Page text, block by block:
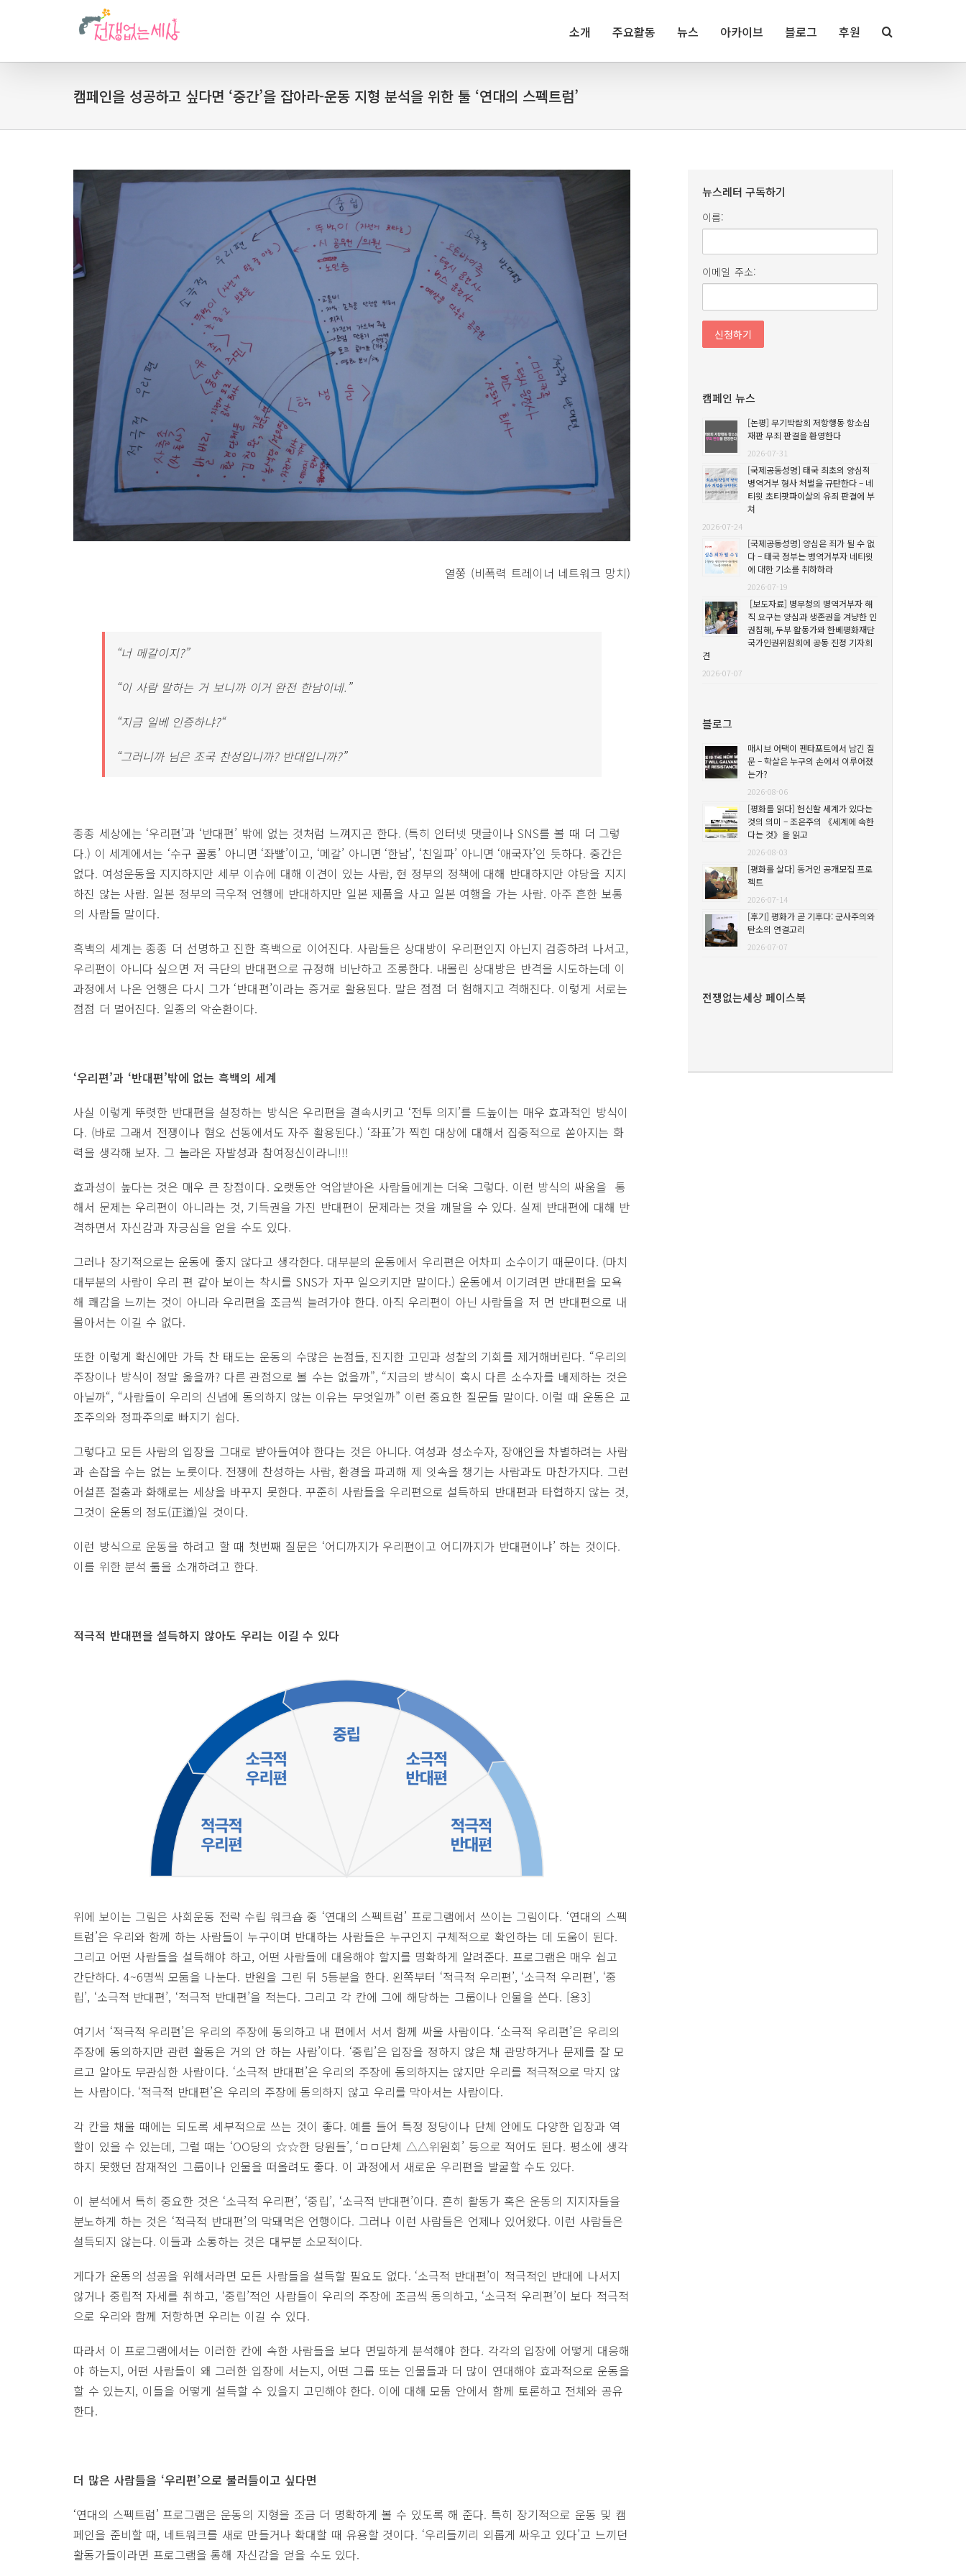
소개 주요활동 뉴스 아카이브 블로그 후원
캠페인을 성공하고 싶다면 ‘중간’을 잡아라-운동 지형 분석을 위한 툴 ‘연대의 스펙트럼’
열쭝 (비폭력 트레이너 네트워크 망치)
“너 메갈이지?”
“이 사람 말하는 거 보니까 이거 완전 한남이네.”
“지금 일베 인증하냐?“
“그러니까 님은 조국 찬성입니까? 반대입니까?”
종종 세상에는 ‘우리편’과 ‘반대편’ 밖에 없는 것처럼 느껴지곤 한다. (특히 인터넷 댓글이나 SNS를 볼 때 더 그렇
다.) 이 세계에서는 ‘수구 꼴통’ 아니면 ‘좌빨’이고, ‘메갈’ 아니면 ‘한남’, ‘친일파’ 아니면 ‘애국자’인 듯하다. 중간은
없다. 여성운동을 지지하지만 세부 이슈에 대해 이견이 있는 사람, 현 정부의 정책에 대해 반대하지만 야당을 지지
하진 않는 사람. 일본 정부의 극우적 언행에 반대하지만 일본 제품을 사고 일본 여행을 가는 사람. 아주 흔한 보통
의 사람들 말이다.
흑백의 세계는 종종 더 선명하고 진한 흑백으로 이어진다. 사람들은 상대방이 우리편인지 아닌지 검증하려 나서고,
우리편이 아니다 싶으면 저 극단의 반대편으로 규정해 비난하고 조롱한다. 내몰린 상대방은 반격을 시도하는데 이
과정에서 나온 언행은 다시 그가 ‘반대편’이라는 증거로 활용된다. 말은 점점 더 험해지고 격해진다. 이렇게 서로는
점점 더 멀어진다. 일종의 악순환이다.
‘우리편’과 ‘반대편’밖에 없는 흑백의 세계
사실 이렇게 뚜렷한 반대편을 설정하는 방식은 우리편을 결속시키고 ‘전투 의지’를 드높이는 매우 효과적인 방식이
다. (바로 그래서 전쟁이나 혐오 선동에서도 자주 활용된다.) ‘좌표’가 찍힌 대상에 대해서 집중적으로 쏟아지는 화
력을 생각해 보자. 그 놀라온 자발성과 참여정신이라니!!!
효과성이 높다는 것은 매우 큰 장점이다. 오랫동안 억압받아온 사람들에게는 더욱 그렇다. 이런 방식의 싸움을 통
해서 문제는 우리편이 아니라는 것, 기득권을 가진 반대편이 문제라는 것을 깨달을 수 있다. 실제 반대편에 대해 반
격하면서 자신감과 자긍심을 얻을 수도 있다.
그러나 장기적으로는 운동에 좋지 않다고 생각한다. 대부분의 운동에서 우리편은 어차피 소수이기 때문이다. (마치
대부분의 사람이 우리 편 같아 보이는 착시를 SNS가 자꾸 일으키지만 말이다.) 운동에서 이기려면 반대편을 모욕
해 쾌감을 느끼는 것이 아니라 우리편을 조금씩 늘려가야 한다. 아직 우리편이 아닌 사람들을 저 먼 반대편으로 내
몰아서는 이길 수 없다.
또한 이렇게 확신에만 가득 찬 태도는 운동의 수많은 논점들, 진지한 고민과 성찰의 기회를 제거해버린다. “우리의
주장이나 방식이 정말 옳을까? 다른 관점으로 볼 수는 없을까”, “지금의 방식이 혹시 다른 소수자를 배제하는 것은
아닐까“, “사람들이 우리의 신념에 동의하지 않는 이유는 무엇일까” 이런 중요한 질문들 말이다. 이럴 때 운동은 교
조주의와 정파주의로 빠지기 쉽다.
그렇다고 모든 사람의 입장을 그대로 받아들여야 한다는 것은 아니다. 여성과 성소수자, 장애인을 차별하려는 사람
과 손잡을 수는 없는 노릇이다. 전쟁에 찬성하는 사람, 환경을 파괴해 제 잇속을 챙기는 사람과도 마찬가지다. 그런
어설픈 절충과 화해로는 세상을 바꾸지 못한다. 꾸준히 사람들을 우리편으로 설득하되 반대편과 타협하지 않는 것,
그것이 운동의 정도(正道)일 것이다.
이런 방식으로 운동을 하려고 할 때 첫번째 질문은 ‘어디까지가 우리편이고 어디까지가 반대편이냐’ 하는 것이다.
이를 위한 분석 툴을 소개하려고 한다.
적극적 반대편을 설득하지 않아도 우리는 이길 수 있다
위에 보이는 그림은 사회운동 전략 수립 워크숍 중 ‘연대의 스펙트럼’ 프로그램에서 쓰이는 그림이다. ‘연대의 스펙
트럼’은 우리와 함께 하는 사람들이 누구이며 반대하는 사람들은 누구인지 구체적으로 확인하는 데 도움이 된다.
그리고 어떤 사람들을 설득해야 하고, 어떤 사람들에 대응해야 할지를 명확하게 알려준다. 프로그램은 매우 쉽고
간단하다. 4~6명씩 모둠을 나눈다. 반원을 그린 뒤 5등분을 한다. 왼쪽부터 ‘적극적 우리편’, ‘소극적 우리편’, ‘중
립’, ‘소극적 반대편’, ‘적극적 반대편’을 적는다. 그리고 각 칸에 그에 해당하는 그룹이나 인물을 쓴다. [용3]
여기서 ‘적극적 우리편’은 우리의 주장에 동의하고 내 편에서 서서 함께 싸울 사람이다. ‘소극적 우리편’은 우리의
주장에 동의하지만 관련 활동은 거의 안 하는 사람’이다. ‘중립’은 입장을 정하지 않은 채 관망하거나 문제를 잘 모
르고 알아도 무관심한 사람이다. ‘소극적 반대편’은 우리의 주장에 동의하지는 않지만 우리를 적극적으로 막지 않
는 사람이다. ‘적극적 반대편’은 우리의 주장에 동의하지 않고 우리를 막아서는 사람이다.
각 칸을 채울 때에는 되도록 세부적으로 쓰는 것이 좋다. 예를 들어 특정 정당이나 단체 안에도 다양한 입장과 역
할이 있을 수 있는데, 그럴 때는 ‘OO당의 ☆☆한 당원들’, ‘ㅁㅁ단체 △△위원회’ 등으로 적어도 된다. 평소에 생각
하지 못했던 잠재적인 그룹이나 인물을 떠올려도 좋다. 이 과정에서 새로운 우리편을 발굴할 수도 있다.
이 분석에서 특히 중요한 것은 ‘소극적 우리편’, ‘중립’, ‘소극적 반대편’이다. 흔히 활동가 혹은 운동의 지지자들을
분노하게 하는 것은 ‘적극적 반대편’의 막돼먹은 언행이다. 그러나 이런 사람들은 언제나 있어왔다. 이런 사람들은
설득되지 않는다. 이들과 소통하는 것은 대부분 소모적이다.
게다가 운동의 성공을 위해서라면 모든 사람들을 설득할 필요도 없다. ‘소극적 반대편’이 적극적인 반대에 나서지
않거나 중립적 자세를 취하고, ‘중립’적인 사람들이 우리의 주장에 조금씩 동의하고, ‘소극적 우리편’이 보다 적극적
으로 우리와 함께 저항하면 우리는 이길 수 있다.
따라서 이 프로그램에서는 이러한 칸에 속한 사람들을 보다 면밀하게 분석해야 한다. 각각의 입장에 어떻게 대응해
야 하는지, 어떤 사람들이 왜 그러한 입장에 서는지, 어떤 그룹 또는 인물들과 더 많이 연대해야 효과적으로 운동을
할 수 있는지, 이들을 어떻게 설득할 수 있을지 고민해야 한다. 이에 대해 모둠 안에서 함께 토론하고 전체와 공유
한다.
더 많은 사람들을 ‘우리편’으로 불러들이고 싶다면
‘연대의 스펙트럼’ 프로그램은 운동의 지형을 조금 더 명확하게 볼 수 있도록 해 준다. 특히 장기적으로 운동 및 캠
페인을 준비할 때, 네트워크를 새로 만들거나 확대할 때 유용할 것이다. ‘우리들끼리 외롭게 싸우고 있다’고 느끼던
활동가들이라면 프로그램을 통해 자신감을 얻을 수도 있다.
뉴스레터 구독하기
이름:
이메일 주소:
캠페인 뉴스
[논평] 무기박람회 저항행동 항소심
재판 무죄 판결을 환영한다
2026-07-31
[국제공동성명] 태국 최초의 양심적
병역거부 형사 처벌을 규탄한다 – 네
티윗 초티팟파이살의 유죄 판결에 부
쳐
2026-07-24
[국제공동성명] 양심은 죄가 될 수 없
다 – 태국 정부는 병역거부자 네티윗
에 대한 기소를 취하하라
2026-07-19
[보도자료] 병무청의 병역거부자 해
직 요구는 양심과 생존권을 겨냥한 인
권침해, 두부 활동가와 한베평화재단
국가인권위원회에 공동 진정 기자회
견
2026-07-07
블로그
매시브 어택이 펜타포트에서 남긴 질
문 – 학살은 누구의 손에서 이루어졌
는가?
2026-08-06
[평화를 읽다] 헌신할 세계가 있다는
것의 의미 – 조은주의 《세계에 속한
다는 것》을 읽고
2026-08-03
[평화를 살다] 동거인 공개모집 프로
젝트
2026-07-14
[후기] 평화가 곧 기후다: 군사주의와
탄소의 연결고리
2026-07-07
전쟁없는세상 페이스북